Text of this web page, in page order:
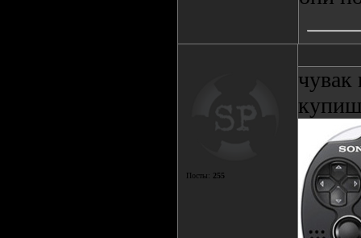
Посты: 255
чувак